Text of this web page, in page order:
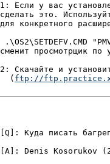
1: Если у вас
сделать это.
для конкретного
.\OS2\SETDEFV.CMD
сменит просмотрщик по
2: Скачайте и
  (
ftp://
[Q]: Куда писать
[A]: Denis Kosorukov